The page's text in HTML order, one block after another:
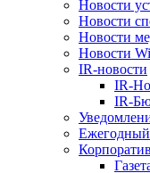
Новости
Новости
Новости
Новости
IR-новости
IR-
IR-
Ежегодный